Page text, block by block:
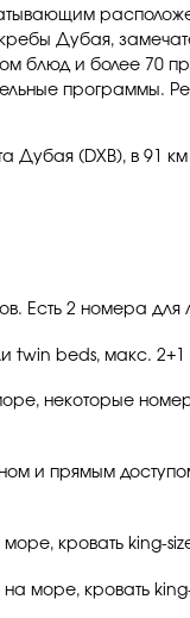
Дубая,
блюд и более 70
программы.
Дубая (DXB), в 91
Есть 2 номера
twin beds, макс. 2+1
некоторые
и прямым
кровать king-
море, кровать